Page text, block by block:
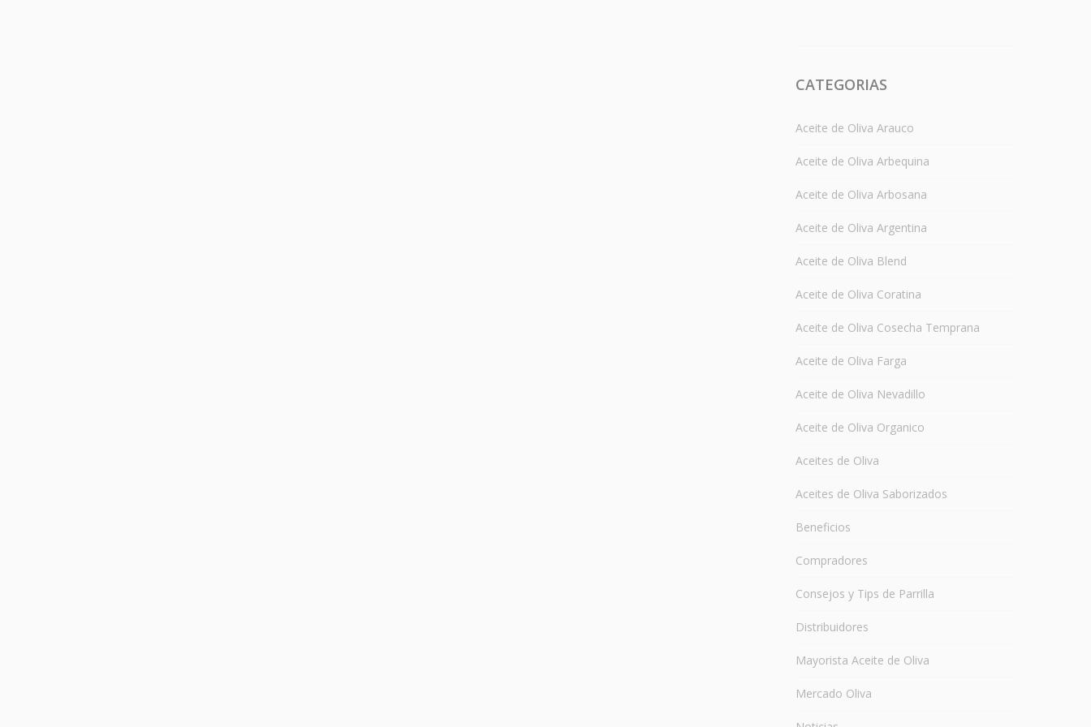
CATEGORIAS
Aceite de Oliva Arauco
Aceite de Oliva Arbequina
Aceite de Oliva Arbosana
Aceite de Oliva Argentina
Aceite de Oliva Blend
Aceite de Oliva Coratina
Aceite de Oliva Cosecha Temprana
Aceite de Oliva Farga
Aceite de Oliva Nevadillo
Aceite de Oliva Organico
Aceites de Oliva
Aceites de Oliva Saborizados
Beneficios
Compradores
Consejos y Tips de Parrilla
Distribuidores
Mayorista Aceite de Oliva
Mercado Oliva